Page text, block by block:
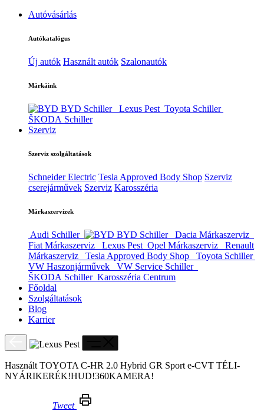
Autóvásárlás
Autókatalógus
Új autók Használt autók Szalonautók
Márkáink
BYD Schiller Lexus Pest Toyota Schiller
ŠKODA Schiller
Szerviz
Szerviz szolgáltatások
Schneider Electric Tesla Approved Body Shop Szerviz
cserejárművek Szerviz Karosszéria
Márkaszervizek
Audi Schiller BYD Schiller
Dacia Márkaszerviz
Fiat Márkaszerviz
Lexus Pest Opel Márkaszerviz
Renault
Márkaszerviz
Tesla Approved Body Shop
Toyota Schiller
VW Haszonjárművek
VW Service Schiller
ŠKODA Schiller Karosszéria Centrum
Főoldal
Szolgáltatások
Blog
Karrier
Használt TOYOTA C-HR 2.0 Hybrid GR Sport e-CVT TÉLI-
NYÁRIKERÉK!HUD!360KAMERA!
Tweet